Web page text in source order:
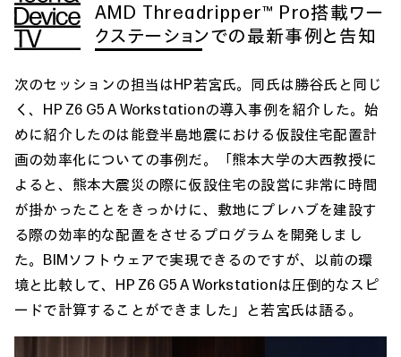
AMD Threadripper™ Pro搭載ワー
クステーションでの最新事例と告知
次のセッションの担当はHP若宮氏。同氏は勝谷氏と同じ
く、HP Z6 G5 A Workstationの導入事例を紹介した。始
めに紹介したのは能登半島地震における仮設住宅配置計
画の効率化についての事例だ。「熊本大学の大西教授に
よると、熊本大震災の際に仮設住宅の設営に非常に時間
が掛かったことをきっかけに、敷地にプレハブを建設す
る際の効率的な配置をさせるプログラムを開発しまし
た。BIMソフトウェアで実現できるのですが、以前の環
境と比較して、HP Z6 G5 A Workstationは圧倒的なスピ
ードで計算することができました」と若宮氏は語る。